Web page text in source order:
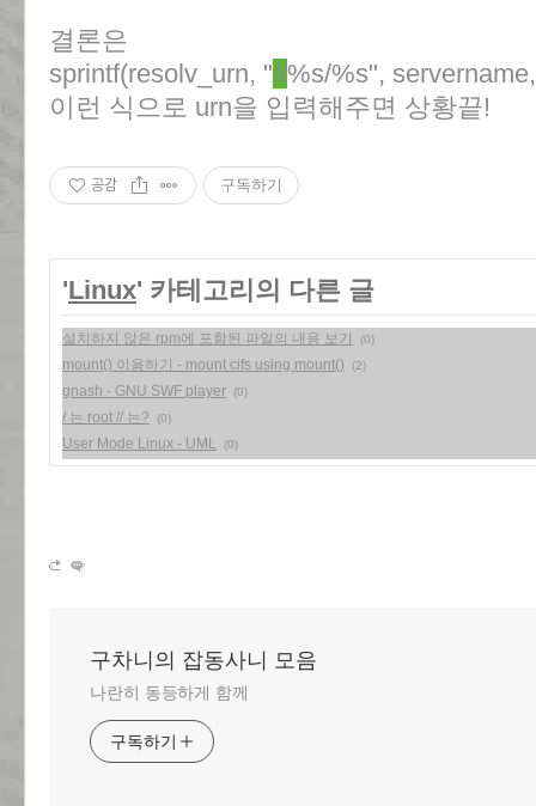
결론은
sprintf(resolv_urn, "//%s/%s",
이런 식으로 urn을 입력해주면 상황끝!
공감 구독하기
'Linux' 카테고리의 다른 글
설치하지 않은 rpm에 포함된 파일의 내용 보기 (0)
mount() 이용하기 - mount cifs using mount() (2)
gnash - GNU SWF player (0)
/ 는 root // 는? (0)
User Mode Linux - UML (0)
구차니의 잡동사니 모음
나란히 동등하게 함께
구독하기